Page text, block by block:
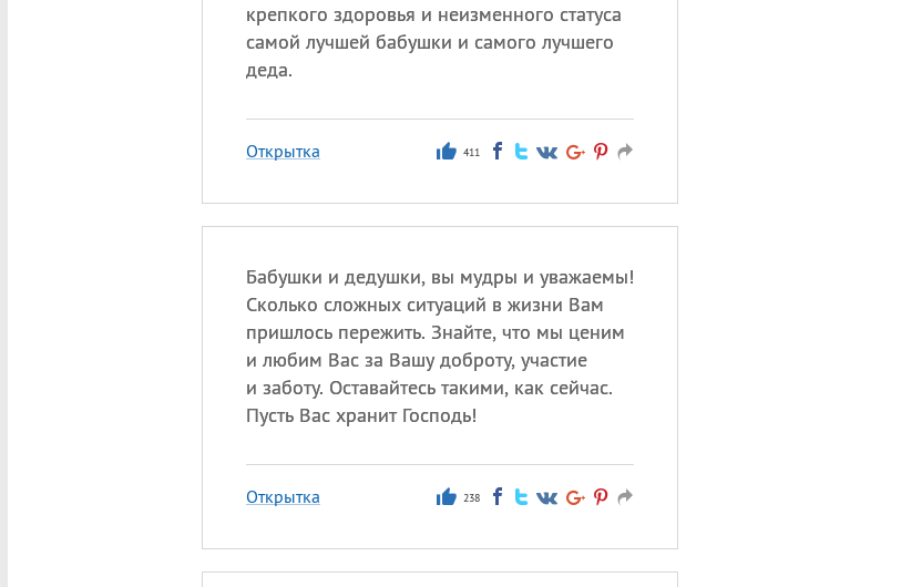
крепкого здоровья и неизменного статуса
самой лучшей бабушки и самого лучшего
деда.
Открытка 411
Бабушки и дедушки, вы мудры и уважаемы!
Сколько сложных ситуаций в жизни Вам
пришлось пережить. Знайте, что мы ценим
и любим Вас за Вашу доброту, участие
и заботу. Оставайтесь такими, как сейчас.
Пусть Вас хранит Господь!
Открытка 238